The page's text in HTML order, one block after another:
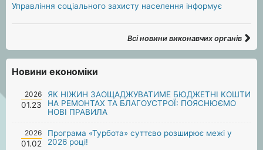
Управління соціального захисту населення інформує
Всі новини виконавчих органів
Новини економіки
2026
01.23
ЯК НІЖИН ЗАОЩАДЖУВАТИМЕ БЮДЖЕТНІ КОШТИ
НА РЕМОНТАХ ТА БЛАГОУСТРОЇ: ПОЯСНЮЄМО
НОВІ ПРАВИЛА
2026
01.02
Програма «Турбота» суттєво розширює межі у
2026 році!